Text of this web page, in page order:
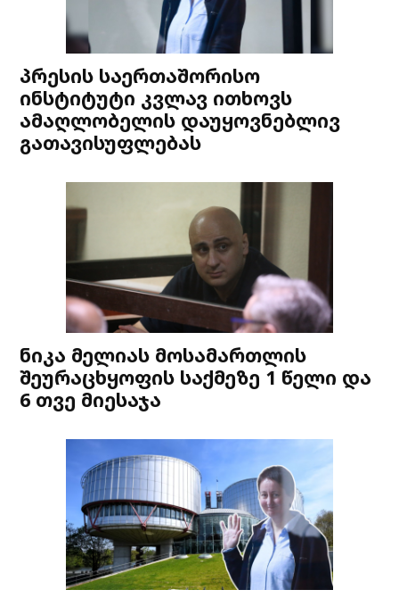
პრესის საერთაშორისო
ინსტიტუტი კვლავ ითხოვს
ამაღლობელის დაუყოვნებლივ
გათავისუფლებას
ნიკა მელიას მოსამართლის
შეურაცხყოფის საქმეზე 1 წელი და
6 თვე მიესაჯა